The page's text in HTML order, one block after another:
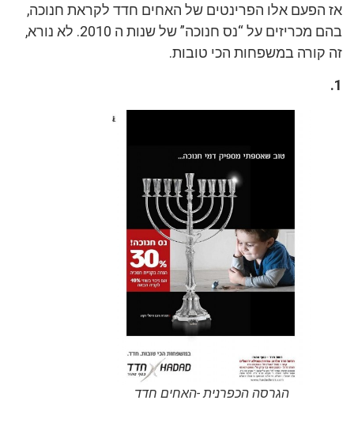
אז הפעם אלו הפרינטים של האחים חדד לקראת חנוכה,
בהם מכריזים על “נס חנוכה” של שנות ה 2010. לא נורא,
זה קורה במשפחות הכי טובות.
1.
הגרסה הכפרנית -האחים חדד